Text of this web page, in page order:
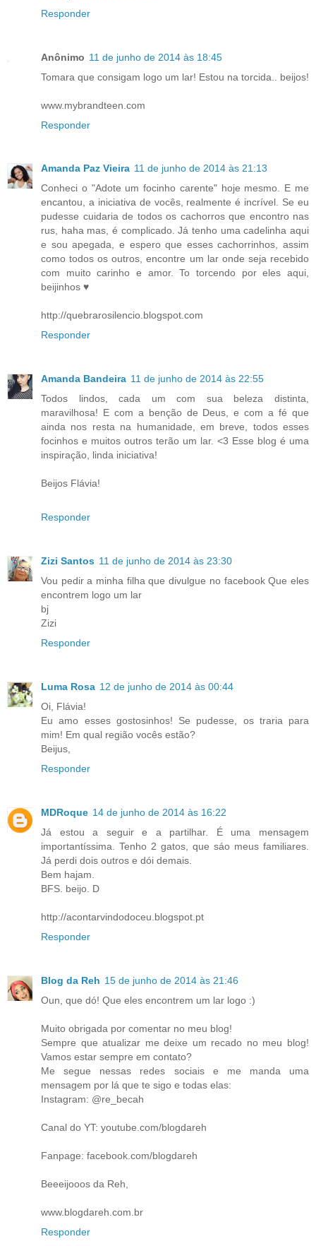
Responder
Anônimo 11 de junho de 2014 às 18:45
Tomara que consigam logo um lar! Estou na torcida.. beijos!
www.mybrandteen.com
Responder
Amanda Paz Vieira 11 de junho de 2014 às 21:13
Conheci o "Adote um focinho carente" hoje mesmo. E me
encantou, a iniciativa de vocês, realmente é incrível. Se eu
pudesse cuidaria de todos os cachorros que encontro nas
rus, haha mas, é complicado. Já tenho uma cadelinha aqui
e sou apegada, e espero que esses cachorrinhos, assim
como todos os outros, encontre um lar onde seja recebido
com muito carinho e amor. To torcendo por eles aqui,
beijinhos ♥
http://quebrarosilencio.blogspot.com
Responder
Amanda Bandeira 11 de junho de 2014 às 22:55
Todos lindos, cada um com sua beleza distinta,
maravilhosa! E com a benção de Deus, e com a fé que
ainda nos resta na humanidade, em breve, todos esses
focinhos e muitos outros terão um lar. <3 Esse blog é uma
inspiração, linda iniciativa!
Beijos Flávia!
Responder
Zizi Santos 11 de junho de 2014 às 23:30
Vou pedir a minha filha que divulgue no facebook Que eles
encontrem logo um lar
bj
Zizi
Responder
Luma Rosa 12 de junho de 2014 às 00:44
Oi, Flávia!
Eu amo esses gostosinhos! Se pudesse, os traria para
mim! Em qual região vocês estão?
Beijus,
Responder
MDRoque 14 de junho de 2014 às 16:22
Já estou a seguir e a partilhar. É uma mensagem
importantíssima. Tenho 2 gatos, que sáo meus familiares.
Já perdi dois outros e dói demais.
Bem hajam.
BFS. beijo. D
http://acontarvindodoceu.blogspot.pt
Responder
Blog da Reh 15 de junho de 2014 às 21:46
Oun, que dó! Que eles encontrem um lar logo :)
Muito obrigada por comentar no meu blog!
Sempre que atualizar me deixe um recado no meu blog!
Vamos estar sempre em contato?
Me segue nessas redes sociais e me manda uma
mensagem por lá que te sigo e todas elas:
Instagram: @re_becah
Canal do YT: youtube.com/blogdareh
Fanpage: facebook.com/blogdareh
Beeeijooos da Reh,
www.blogdareh.com.br
Responder